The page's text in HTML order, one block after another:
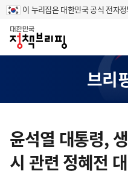
이 누리집은 대한민국 공식 전자
홈
브리
텐
츠
영
윤석열 대통령,
시 관련 정혜전